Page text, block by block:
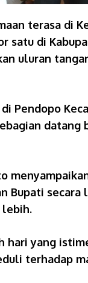
terasa di
satu di
uluran
Pendopo
Bupati
lebih.
hari yang
terhadap